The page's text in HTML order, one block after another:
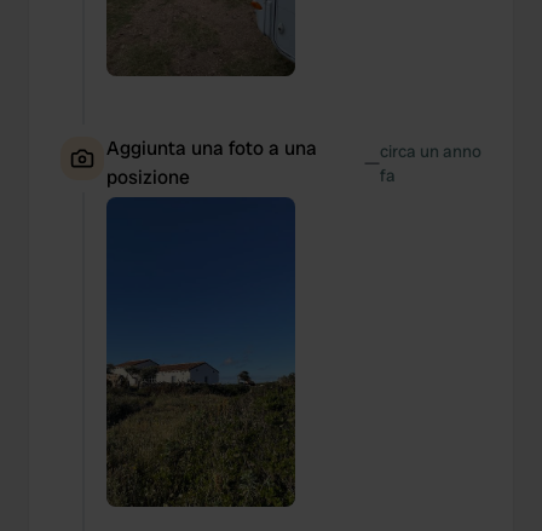
Aggiunta una foto a una
posizione
—circa un anno
fa